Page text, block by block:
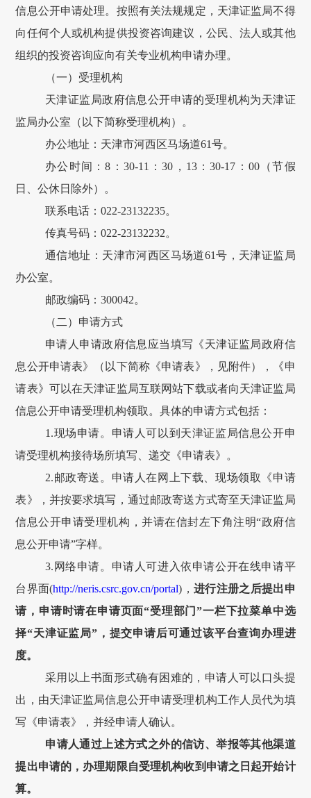
信息公开申请处理。按照有关法规规定，天津证监局不得
向任何个人或机构提供投资咨询建议，公民、法人或其他
组织的投资咨询应向有关专业机构申请办理。
（一）受理机构
天津证监局政府信息公开申请的受理机构为天津证
监局办公室（以下简称受理机构）。
办公地址：天津市河西区马场道61号。
办公时间：8：30-11：30，13：30-17：00（节假
日、公休日除外）。
联系电话：022-23132235。
传真号码：022-23132232。
通信地址：天津市河西区马场道61号，天津证监局
办公室。
邮政编码：300042。
（二）申请方式
申请人申请政府信息应当填写《天津证监局政府信
息公开申请表》（以下简称《申请表》，见附件），《申
请表》可以在天津证监局互联网站下载或者向天津证监局
信息公开申请受理机构领取。具体的申请方式包括：
1.现场申请。申请人可以到天津证监局信息公开申
请受理机构接待场所填写、递交《申请表》。
2.邮政寄送。申请人在网上下载、现场领取《申请
表》，并按要求填写，通过邮政寄送方式寄至天津证监局
信息公开申请受理机构，并请在信封左下角注明“政府信
息公开申请”字样。
3.网络申请。申请人可进入依申请公开在线申请平
台界面(http://neris.csrc.gov.cn/portal) ，进行注册之后提出申
请， 申请时请在申请页面“受理部门”一栏下拉菜单中选
择“天津证监局” ，提交申请后可通过该平台查询办理进
度。
采用以上书面形式确有困难的，申请人可以口头提
出，由天津证监局信息公开申请受理机构工作人员代为填
写《申请表》，并经申请人确认。
申请人通过上述方式之外的信访、举报等其他渠道
提出申请的，办理期限自受理机构收到申请之日起开始计
算。